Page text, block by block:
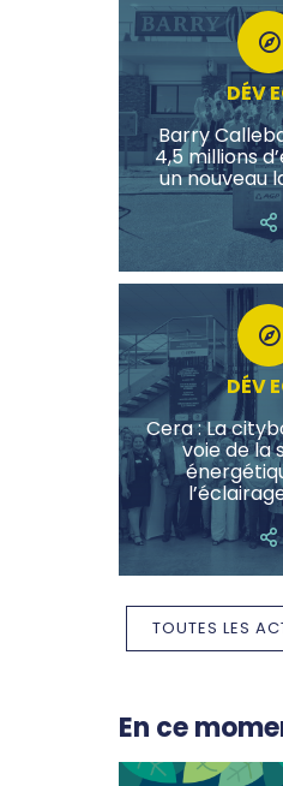
DÉV
Barry
4,5 millions
un nouveau
DÉV
Cera : La
voie de la
TOUTES LES
En ce